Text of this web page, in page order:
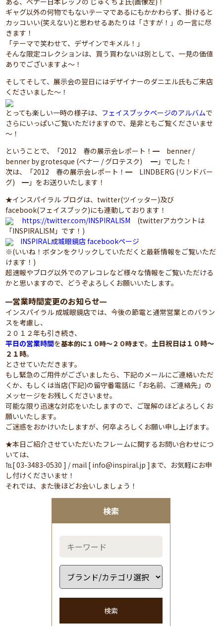
検索
検索
ギャグ以外の何物でもないテーマであるにもかかわらず、掛けると
カッコいい(笑えない)と思わせるあたりは「さすが！」の一言に尽
きます！
「テーマで笑わせて、デザインでキメル！」
そんな限定コレクションは、買う買わないは別として、一見の価値
ありでございますよ～！
そしてそして、展示会の翌日にはデザイナーのダニエル氏もご来店
くださいました～！
とっても楽しい一時の様子は、 フェイスブックページのアルバムで
さらにいっぱいご覧いただけますので、是非ともご覧くださいませ
～！
ということで、「2012 春の展示会レポート！━ benner /
benner by grotesque (ベナー / グロテスク) ━」でした！
次は、「2012 春の展示会レポート！━ LINDBERG (リンドバー
グ) ━」をお送りいたします！
★インスパイラル ブログは、twitter(ツイッター)及び
facebook(フェイスブック)にも連動しております！
https://twitter.com/INSPIRALISM (twitterアカウントは
「INSPIRALISM」です！)
INSPIRAL成城眼鏡店 facebookページ
※(いいね！ボタンをクリックしていただくと最新情報をご覧いただ
けます！)
超速報やブログ以外でのアレコレなど様々な情報をご覧いただける
かと思いますので、どうぞよろしくお願いいたします。
━営業時間変更のお知らせ━
インスパイラル 成城眼鏡店では、今後の節電と通常営業とのバラン
スを考慮し、
２０１２年も引き続き、
平日の営業時間を基本的に１０時～２０時まで。土日祝日は１０時～
２１時。
とさせていただきます。
もし緊急のご用件がございましたら、下記のメールにご連絡いただ
くか、もしくは当店(下記)の留守番電話に「お名前、ご連絡先」の
メッセージをお残しくださいませ。
可能な限り迅速な対応をいたしますので、ご理解のほどよろしくお
願いいたします。
ご迷惑をおかけいたしますが、何卒よろしくお願い申し上げます。
★本日ご紹介させていただいたフレームに関するお問い合わせにつ
いては、
℡[ 03-3483-0530 ] / mail [ info@inspiral.jp ]まで、お気軽にお申
し付けくださいませ！
それでは、また後ほどお会いしましょう！